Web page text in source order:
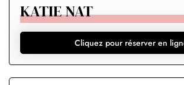
KATIE NAT
Cliquez pour réserver en